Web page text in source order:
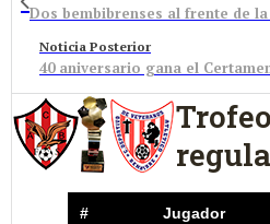
Noticia Posterior
40 aniversario gana el
# Jugador